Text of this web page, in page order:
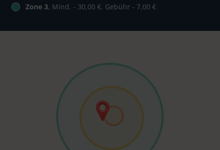
Zone 3, Mind. - 30,00 €, Gebühr - 7,00 €